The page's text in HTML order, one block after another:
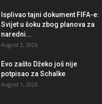
Isplivao tajni dokument FIFA-e:
Svijet u šoku zbog planova za
naredni...
August 2, 2026
Evo zašto Džeko još nije
potpisao za Schalke
August 1, 2026